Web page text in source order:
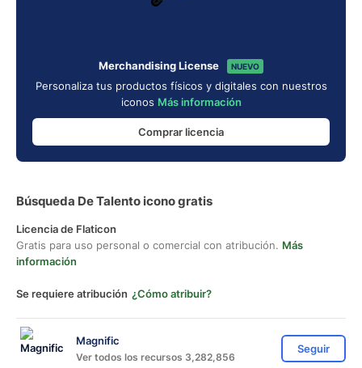
Merchandising License NUEVO
Personaliza tus productos físicos y digitales con nuestros
iconos Más información
Comprar licencia
Búsqueda De Talento icono gratis
Licencia de Flaticon
Gratis para uso personal o comercial con atribución. Más
información
Se requiere atribución ¿Cómo atribuir?
Magnific
Ver todos los recursos 3,282,856
Seguir